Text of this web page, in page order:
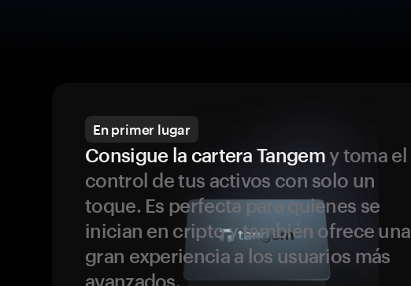
En primer lugar
Consigue la cartera Tangemy toma el
control de tus activos con solo un
toque. Es perfecta para quienes se
inician en cripto y también ofrece una
gran experiencia a los usuarios más
avanzados.